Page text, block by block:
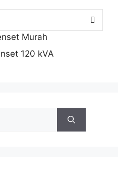
120 kVA